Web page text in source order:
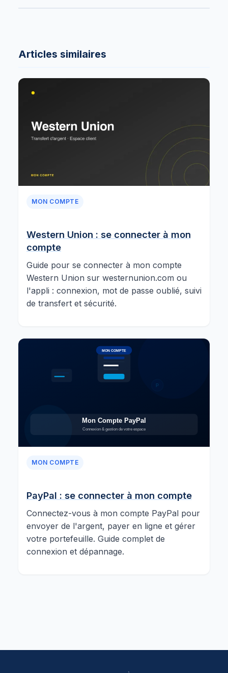
Articles similaires
MON COMPTE
Western Union : se connecter à mon
compte
Guide pour se connecter à mon compte
Western Union sur westernunion.com ou
l'appli : connexion, mot de passe oublié, suivi
de transfert et sécurité.
MON COMPTE
PayPal : se connecter à mon compte
Connectez-vous à mon compte PayPal pour
envoyer de l'argent, payer en ligne et gérer
votre portefeuille. Guide complet de
connexion et dépannage.